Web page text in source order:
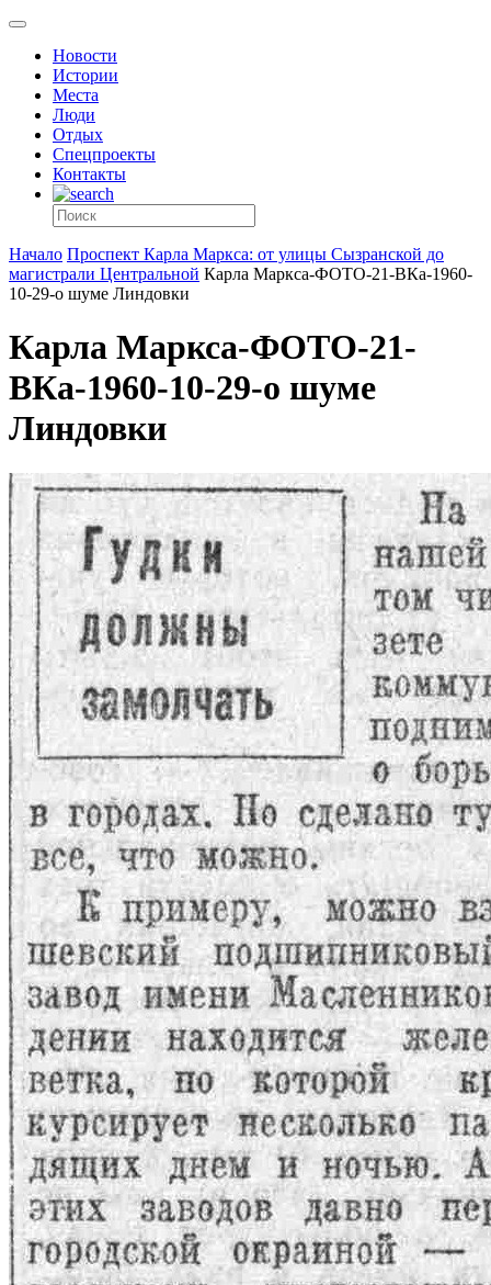
Новости
Истории
Места
Люди
Отдых
Спецпроекты
Контакты
Начало Проспект Карла Маркса: от улицы Сызранской до
магистрали Центральной Карла Маркса-ФОТО-21-ВКа-1960-
10-29-о шуме Линдовки
Карла Маркса-ФОТО-21-
ВКа-1960-10-29-о шуме
Линдовки